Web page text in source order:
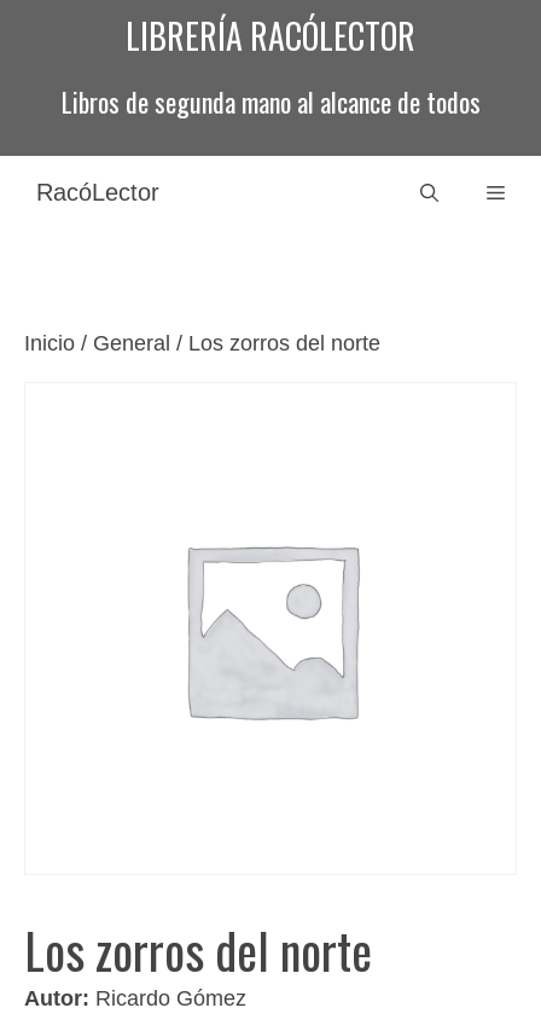
LIBRERÍA RACÓLECTOR
Libros de segunda mano al alcance de todos
RacóLector
Inicio / General / Los zorros del norte
Los zorros del norte
Autor: Ricardo Gómez